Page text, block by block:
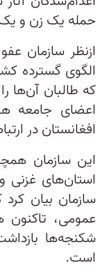
حمله یک زن و یک دختر ۱۲ ساله
ازنظر سازمان
الگوی گسترده‌
که طالبان آن‌ها
اعضای جامعه
افغانستان در
این سازمان
استان‌های غزنی
سازمان بیان
عمومی،
شکنجه‌ها
است.